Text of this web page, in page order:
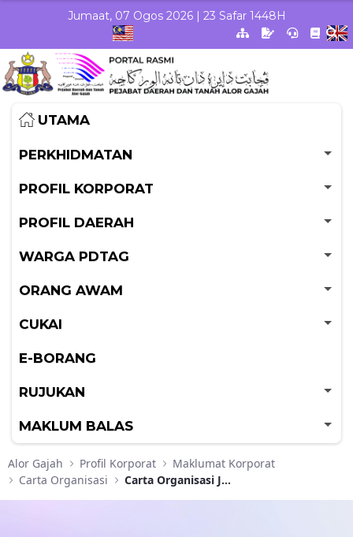
Skip to Main Content
Jumaat, 07 Ogos 2026 | 23 Safar 1448H
UTAMA
PERKHIDMATAN
PROFIL KORPORAT
PROFIL DAERAH
WARGA PDTAG
ORANG AWAM
CUKAI
E-BORANG
RUJUKAN
MAKLUM BALAS
Alor Gajah Profil Korporat
Maklumat Korporat
Carta Organisasi
Carta Organisasi Jabatan